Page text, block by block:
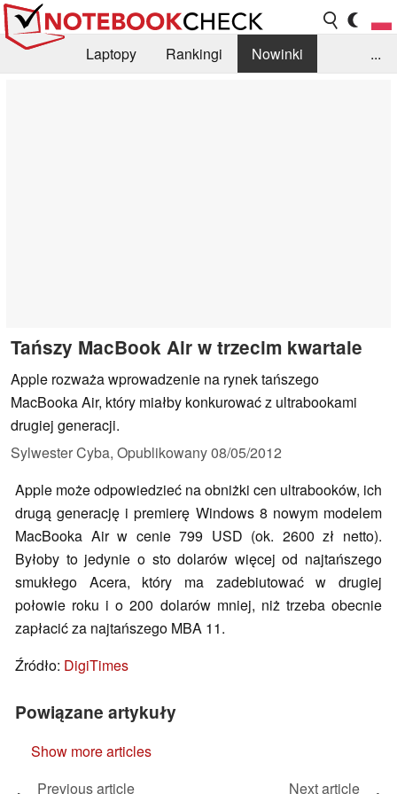
Laptopy Rankingi
Nowinki
...
Tańszy MacBook Air w trzecim kwartale
Apple rozważa wprowadzenie na rynek tańszego
MacBooka Air, który miałby konkurować z ultrabookami
drugiej generacji.
Sylwester Cyba, Opublikowany08/05/2012
Apple może odpowiedzieć na obniżki cen ultrabooków, ich
drugą generację i premierę Windows 8 nowym modelem
MacBooka Air w cenie 799 USD (ok. 2600 zł netto).
Byłoby to jedynie o sto dolarów więcej od najtańszego
smukłego Acera, który ma zadebiutować w drugiej
połowie roku i o 200 dolarów mniej, niż trzeba obecnie
zapłacić za najtańszego MBA 11.
Źródło: DigiTimes
Powiązane artykuły
Show more articles
Previous article Next article